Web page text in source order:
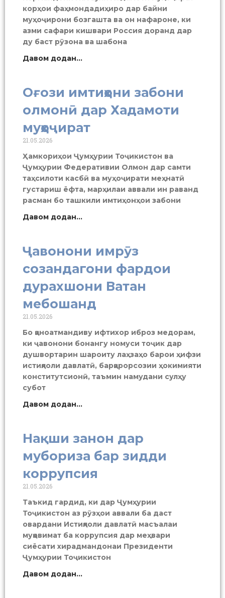
корҳои фаҳмондадиҳиро дар байни
муҳоҷирони бозгашта ва он нафароне, ки
азми сафари кишвари Россия доранд дар
ду баст рӯзона ва шабона
Давом додан...
Оғози имтиҳони забони
олмонӣ дар Хадамоти
муҳоҷират
21.05.2026
Ҳамкориҳои Ҷумҳурии Тоҷикистон ва
Ҷумҳурии Федеративии Олмон дар самти
таҳсилоти касбӣ ва муҳоҷирати меҳнатӣ
густариш ёфта, марҳилаи аввали ин раванд
расман бо ташкили имтиҳонҳои забони
Давом додан...
Ҷавонони имрӯз
созандагони фардои
дурахшони Ватан
мебошанд
21.05.2026
Бо қаноатмандиву ифтихор иброз медорам,
ки ҷавонони бонангу номуси тоҷик дар
душвортарин шароиту лаҳзаҳо барои ҳифзи
истиқлоли давлатӣ, барқарорсозии ҳокимияти
конститутсионӣ, таъмин намудани сулҳу
субот
Давом додан...
Нақши занон дар
мубориза бар зидди
коррупсия
21.05.2026
Таъкид гардид, ки дар Ҷумҳурии
Тоҷикистон аз рӯзҳои аввали ба даст
овардани Истиқлоли давлатӣ масъалаи
муқовимат ба коррупсия дар меҳвари
сиёсати хирадмандонаи Президенти
Ҷумҳурии Тоҷикистон
Давом додан...